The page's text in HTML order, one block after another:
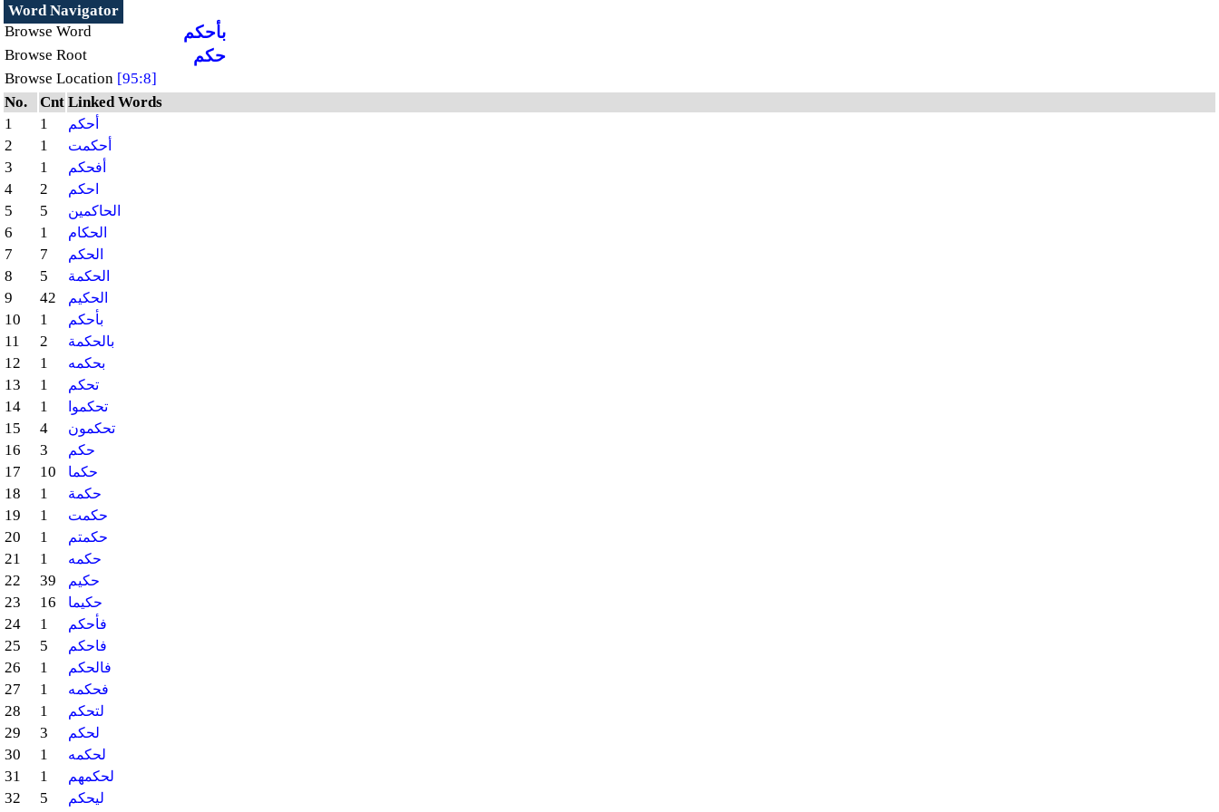
Word Navigator
Browse Word
بأحكم
Browse Root حكم
Browse Location [95:8]
No.
Cnt Linked Words
1
1 أحكم
2 1 أحكمت
3 1 أفحكم
4 2 احكم
5 5 الحاكمين
6 1 الحكام
7 7 الحكم
8 5 الحكمة
9 42 الحكيم
10 1 بأحكم
11 2 بالحكمة
12 1 بحكمه
13 1 تحكم
14 1 تحكموا
15 4 تحكمون
16 3 حكم
17 10 حكما
18 1 حكمة
19 1 حكمت
20 1 حكمتم
21 1 حكمه
22 39 حكيم
23 16 حكيما
24 1 فأحكم
25 5 فاحكم
26 1 فالحكم
27 1 فحكمه
28 1 لتحكم
29 3 لحكم
30 1 لحكمه
31 1 لحكمهم
32 5 ليحكم